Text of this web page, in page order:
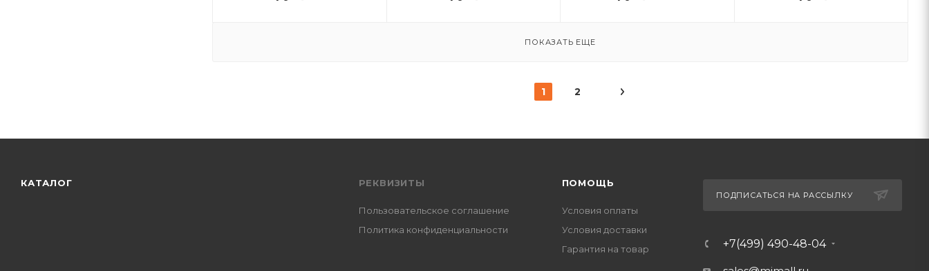
ПОКАЗАТЬ ЕЩЕ
1 2
КАТАЛОГ РЕКВИЗИТЫ
Пользовательское соглашение
Политика конфиденциальности
ПОМОЩЬ
Условия оплаты
Условия доставки
Гарантия на товар
ПОДПИСАТЬСЯ НА РАССЫЛКУ
+7(499) 490-48-04